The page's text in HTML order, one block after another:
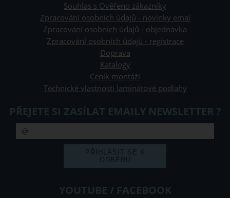
Souhlas s Ověřeno zákazníky
Zpracování osobních údajů - novinky emai
Zpracování osobních údajů - objednávka
Zpracování osobních údajů - registrace
Doprava
Katalogy
Ceník montáží
Technické vlastnosti laminátové podlahy
PŘEJETE SI ZASÍLAT EMAILY NEWSLETTER ?
YOUTUBE / FACEBOOK